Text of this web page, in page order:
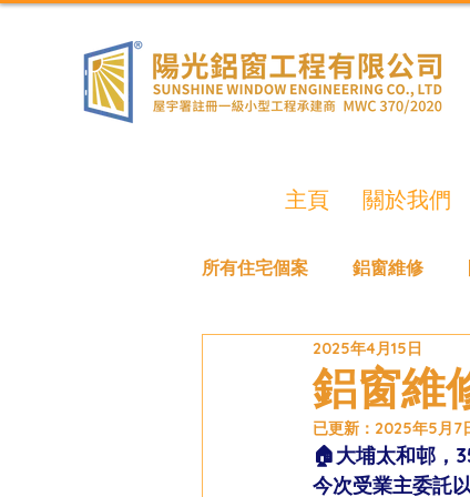
主頁 關於我們
所有住宅個案 鋁窗維修
鋁窗維
2025年4月15日
已更新： 2025年5月7
🏠大埔太和邨，
今次受業主委託